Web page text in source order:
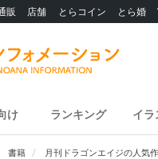
販 店舗 とらコイン とら婚
け ランキング イラ
書籍 月刊ドラゴンエイジの人気